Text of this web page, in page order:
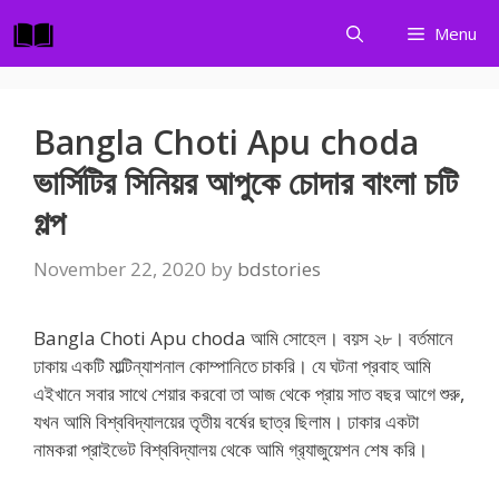
to
content
Menu
Bangla Choti Apu choda
ভার্সিটির সিনিয়র আপুকে চোদার বাংলা চটি
গল্প
November 22, 2020 by bdstories
Bangla Choti Apu choda আমি সোহেল। বয়স ২৮। বর্তমানে
ঢাকায় একটি মাল্টিন্যাশনাল কোম্পানিতে চাকরি। যে ঘটনা প্রবাহ আমি
এইখানে সবার সাথে শেয়ার করবো তা আজ থেকে প্রায় সাত বছর আগে শুরু,
যখন আমি বিশ্ববিদ্যালয়ের তৃতীয় বর্ষের ছাত্র ছিলাম। ঢাকার একটা
নামকরা প্রাইভেট বিশ্ববিদ্যালয় থেকে আমি গ্র‍্যাজুয়েশন শেষ করি।